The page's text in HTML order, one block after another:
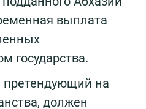
выплата
государства.
претендующий на
должен